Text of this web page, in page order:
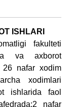
ISHLARI
fakulteti
va axborot
26 nafar xodim
xodimlari
ishlarida faol
2 nafar